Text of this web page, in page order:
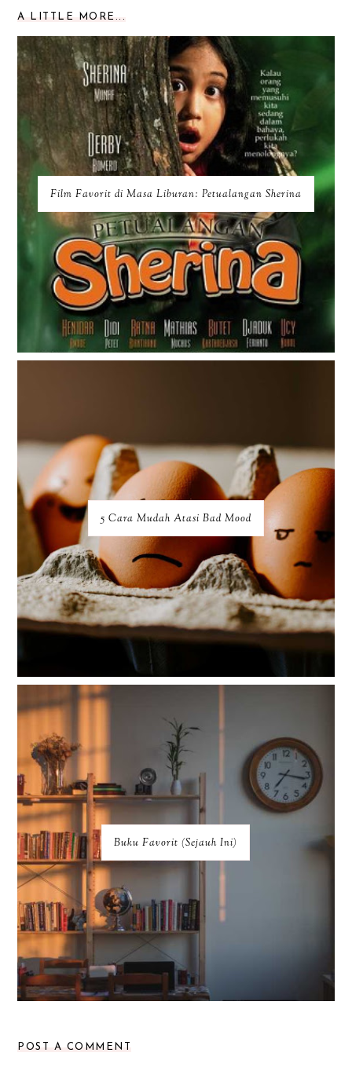
A LITTLE MORE...
Film Favorit di Masa Liburan: Petualangan Sherina
5 Cara Mudah Atasi Bad Mood
Buku Favorit (Sejauh Ini)
POST A COMMENT